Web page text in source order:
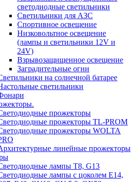
светодиодные светильники
Светильники для АЗС
Спортивное освещение
Низковольтное освещение
(лампы и светильники 12V и
24V)
Взрывозащищенное освещение
Заградительные огни
на солнечной батарее
светильники
прожекторы
прожекторы TL-PROM
прожекторы WOLTA
линейные прожекторы
лампы Т8, G13
лампы с цоколем Е14,